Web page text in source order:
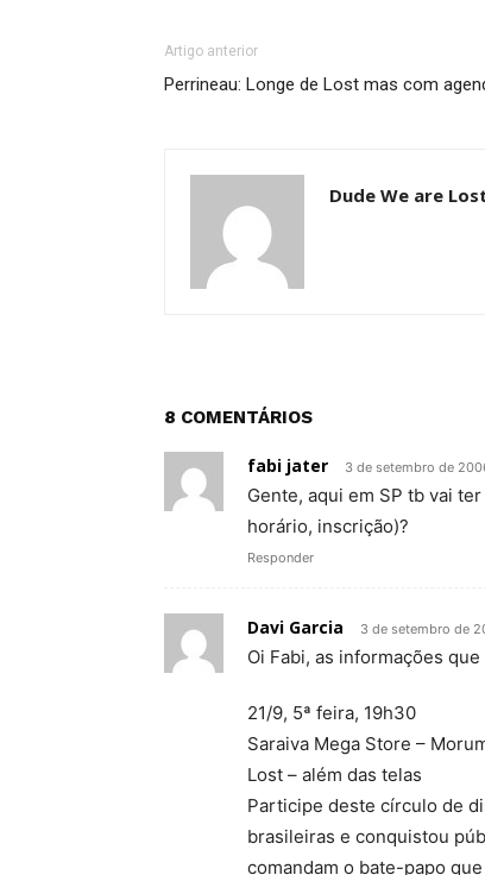
Artigo anterior
Perrineau: Longe de Lost mas com
Dude We are
8 COMENTÁRIOS
fabi jater 3 de setembro de
Gente, aqui em SP tb vai
horário, inscrição)?
Responder
Davi Garcia 3 de setembro de
Oi Fabi, as informações
21/9, 5ª feira, 19h30
Saraiva Mega Store –
Lost – além das telas
Participe deste círculo de
brasileiras e conquistou
comandam o bate-papo